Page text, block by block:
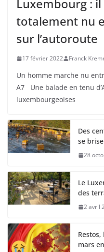
Luxembourg :
totalement nu
sur l’autoroute
17 février 2022 Franck
Un homme marche nu
A7 Une balade en tenu
luxembourgeoises
Des
se
28
Le
des
2 avril
mars